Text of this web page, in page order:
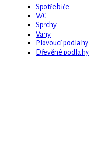
Spotřebiče
WC
Sprchy
Vany
Plovoucí podlahy
Dřevěné podlahy